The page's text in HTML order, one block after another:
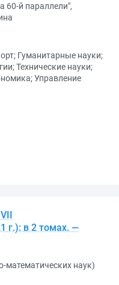
60-й параллели",
Гуманитарные науки;
Технические науки;
Управление
г.): в 2 томах. —
наук)